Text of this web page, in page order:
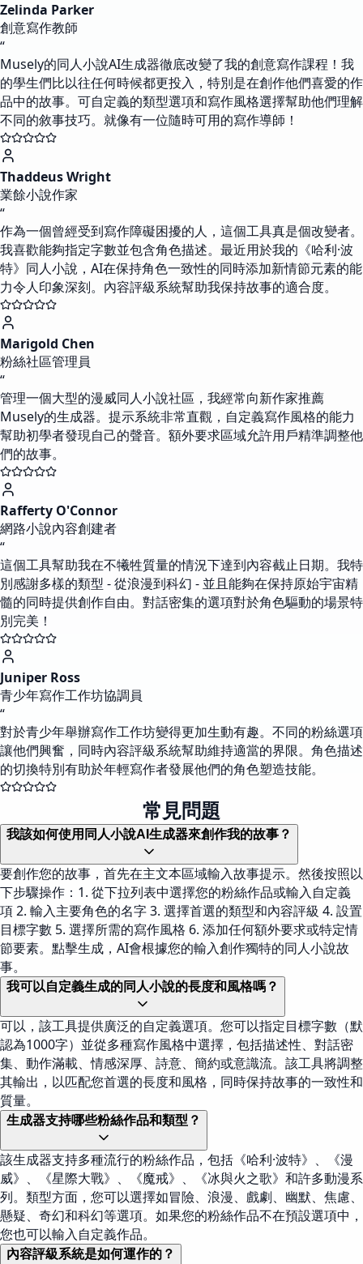
Zelinda Parker
創意寫作教師
“
Musely的同人小說AI生成器徹底改變了我的創意寫作課程！我
的學生們比以往任何時候都更投入，特別是在創作他們喜愛的作
品中的故事。可自定義的類型選項和寫作風格選擇幫助他們理解
不同的敘事技巧。就像有一位隨時可用的寫作導師！
Thaddeus Wright
業餘小說作家
“
作為一個曾經受到寫作障礙困擾的人，這個工具真是個改變者。
我喜歡能夠指定字數並包含角色描述。最近用於我的《哈利·波
特》同人小說，AI在保持角色一致性的同時添加新情節元素的能
力令人印象深刻。內容評級系統幫助我保持故事的適合度。
Marigold Chen
粉絲社區管理員
“
管理一個大型的漫威同人小說社區，我經常向新作家推薦
Musely的生成器。提示系統非常直觀，自定義寫作風格的能力
幫助初學者發現自己的聲音。額外要求區域允許用戶精準調整他
們的故事。
Rafferty O'Connor
網路小說內容創建者
“
這個工具幫助我在不犧牲質量的情況下達到內容截止日期。我特
別感謝多樣的類型 - 從浪漫到科幻 - 並且能夠在保持原始宇宙精
髓的同時提供創作自由。對話密集的選項對於角色驅動的場景特
別完美！
Juniper Ross
青少年寫作工作坊協調員
“
對於青少年舉辦寫作工作坊變得更加生動有趣。不同的粉絲選項
讓他們興奮，同時內容評級系統幫助維持適當的界限。角色描述
的切換特別有助於年輕寫作者發展他們的角色塑造技能。
常見問題
我該如何使用同人小說AI生成器來創作我的故事？
要創作您的故事，首先在主文本區域輸入故事提示。然後按照以
下步驟操作：1. 從下拉列表中選擇您的粉絲作品或輸入自定義
項 2. 輸入主要角色的名字 3. 選擇首選的類型和內容評級 4. 設置
目標字數 5. 選擇所需的寫作風格 6. 添加任何額外要求或特定情
節要素。點擊生成，AI會根據您的輸入創作獨特的同人小說故
事。
我可以自定義生成的同人小說的長度和風格嗎？
可以，該工具提供廣泛的自定義選項。您可以指定目標字數（默
認為1000字）並從多種寫作風格中選擇，包括描述性、對話密
集、動作滿載、情感深厚、詩意、簡約或意識流。該工具將調整
其輸出，以匹配您首選的長度和風格，同時保持故事的一致性和
質量。
生成器支持哪些粉絲作品和類型？
該生成器支持多種流行的粉絲作品，包括《哈利·波特》、《漫
威》、《星際大戰》、《魔戒》、《冰與火之歌》和許多動漫系
列。類型方面，您可以選擇如冒險、浪漫、戲劇、幽默、焦慮、
懸疑、奇幻和科幻等選項。如果您的粉絲作品不在預設選項中，
您也可以輸入自定義作品。
內容評級系統是如何運作的？